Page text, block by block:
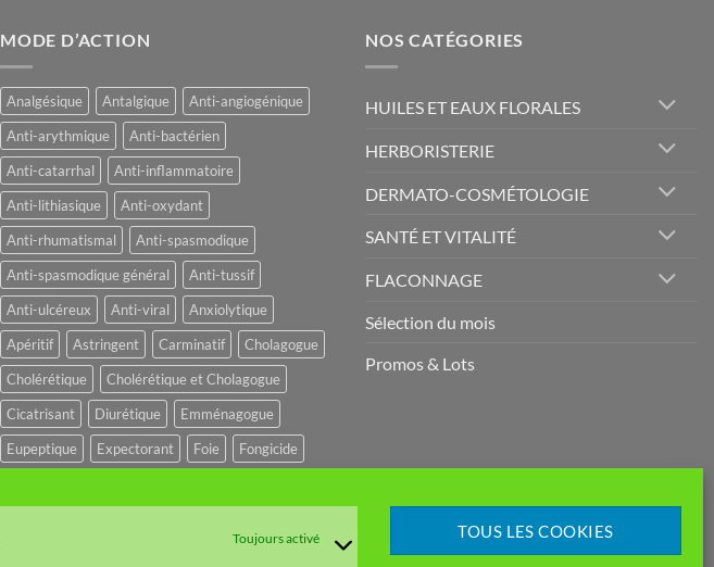
Toujours activé TOUS LES COOKIES
MODE D’ACTION
Analgésique Antalgique
Anti-angiogénique
Anti-arythmique
Anti-bactérien
Anti-catarrhal
Anti-inflammatoire
Anti-lithiasique
Anti-oxydant
Anti-rhumatismal
Anti-spasmodique
Anti-spasmodique général
Anti-tussif
Anti-ulcéreux
Anti-viral
Anxiolytique
Apéritif
Astringent Carminatif
Cholagogue
Cholérétique
Cholérétique et Cholagogue
Cicatrisant
Diurétique
Emménagogue
Eupeptique
Expectorant Foie
Fongicide
NOS CATÉGORIES
HUILES ET EAUX FLORALES
HERBORISTERIE
DERMATO-COSMÉTOLOGIE
SANTÉ ET VITALITÉ
FLACONNAGE
Sélection du mois
Promos & Lots